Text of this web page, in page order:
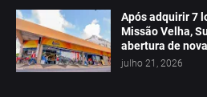
Após adquirir 7
Missão Velha,
abertura de
julho 21, 2026